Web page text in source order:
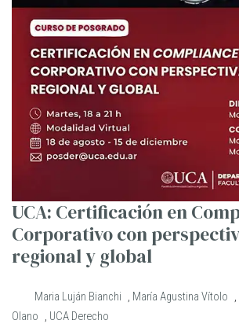
UCA: Certificación en
Corporativo con
regional y global
Maria Luján Bianchi , María Agustina Vítolo ,
Olano , UCA Derecho